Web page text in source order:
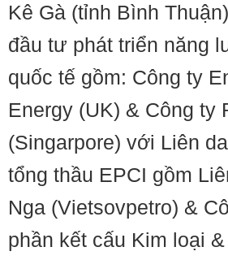
Kê Gà (tỉnh Bình
đầu tư phát triển năng
quốc tế gồm: Công ty
Energy (UK) & Công ty
(Singarpore) với Liên
tổng thầu EPCI gồm
Nga (Vietsovpetro) &
phần kết cấu Kim loại